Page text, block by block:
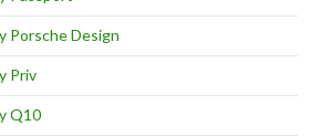
Porsche Design
Priv
Q10